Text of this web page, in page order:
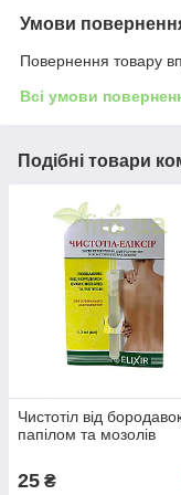
Умови
Повернення товару
Всі умови
Подібні товари
Чистотіл від
папілом та мозолів
25 ₴